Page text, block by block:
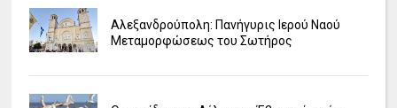
Αλεξανδρούπολη: Πανήγυρις Ιερού Ναού
Μεταμορφώσεως του Σωτήρος